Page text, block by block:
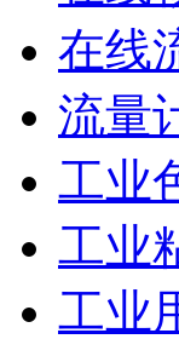
在线
流量
工业
工业
工业